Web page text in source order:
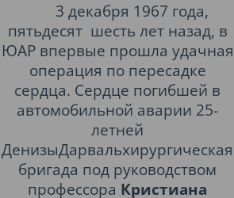
3 декабря 1967 года,
пятьдесят шесть лет назад, в
ЮАР впервые прошла удачная
операция по пересадке
сердца. Сердце погибшей в
автомобильной аварии 25-
летней
ДенизыДарвальхирургическая
бригада под руководством
профессора Кристиана